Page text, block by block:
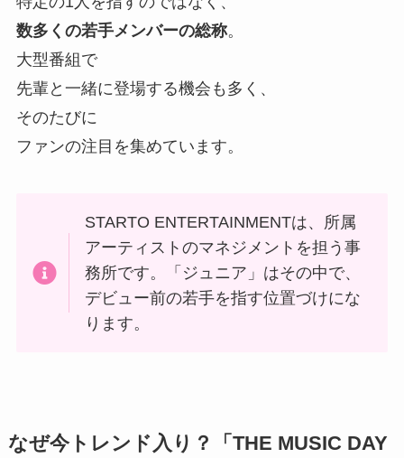
数多くの若手メンバーの総称。
大型番組で
先輩と一緒に登場する機会も多く、
そのたびに
ファンの注目を集めています。
STARTO ENTERTAINMENTは、所属
アーティストのマネジメントを担う事
務所です。「ジュニア」はその中で、
デビュー前の若手を指す位置づけにな
ります。
なぜ今トレンド入り？「THE MUSIC DAY